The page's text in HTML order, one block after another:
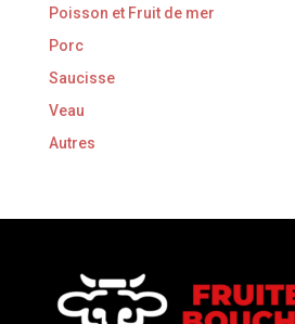
Poisson et Fruit de mer
Porc
Saucisse
Veau
Autres